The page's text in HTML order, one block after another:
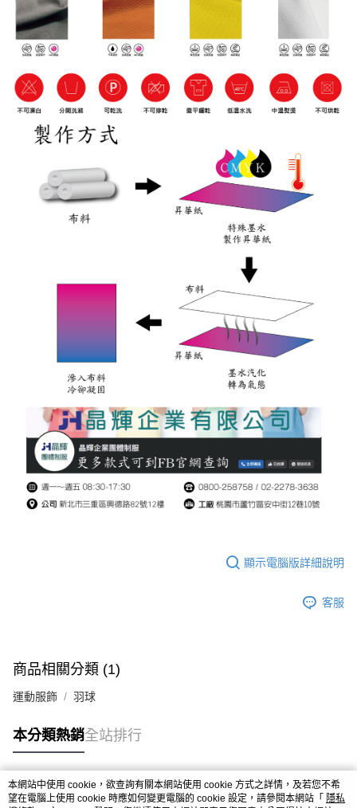
顯示電腦版詳細說明
客服
商品相關分類 (1)
運動服飾 羽球
本分類熱銷全站排行
熱門標籤
本網站中使用 cookie，欲查詢有關本網站使用 cookie 方式之詳情，及若您不希
望在電腦上使用 cookie 時應如何變更電腦的 cookie 設定，請參閱本網站「 隱私